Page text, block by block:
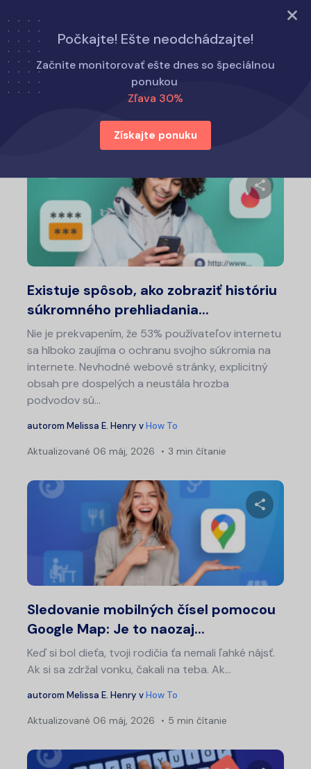
Vyskúšajte teraz
Počkajte! Ešte neodchádzajte!
Začnite monitorovať ešte dnes so špeciálnou
ponukou
Zľava 30%
Získajte ponuku
Domov Ako na to
Ako na to
Existuje spôsob, ako zobraziť históriu
súkromného prehliadania...
Nie je prekvapením, že 53% používateľov internetu
sa hlboko zaujíma o ochranu svojho súkromia na
internete. Nevhodné webové stránky, explicitný
obsah pre dospelých a neustála hrozba
podvodov sú...
autorom Melissa E. Henry vHow To
Aktualizované 06 máj, 2026 3 min čítanie
Sledovanie mobilných čísel pomocou
Google Map: Je to naozaj...
Keď si bol dieťa, tvoji rodičia ťa nemali ľahké nájsť.
Ak si sa zdržal vonku, čakali na teba. Ak...
autorom Melissa E. Henry vHow To
Aktualizované 06 máj, 2026 5 min čítanie